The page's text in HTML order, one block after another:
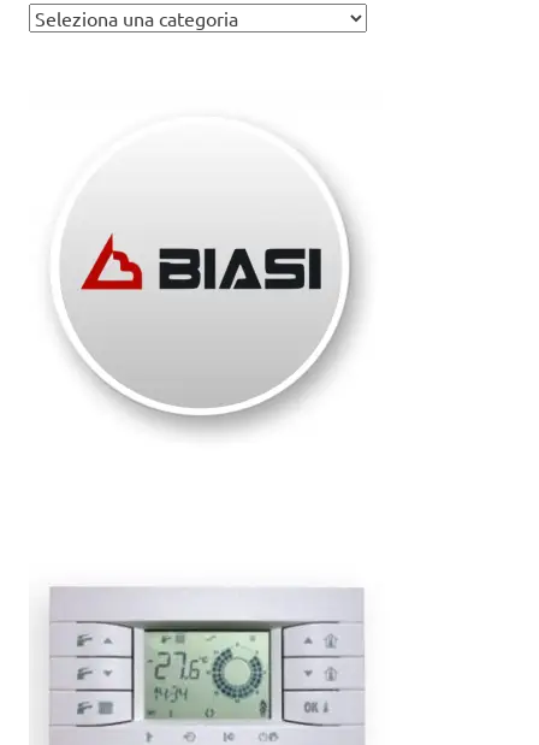
Assistenza